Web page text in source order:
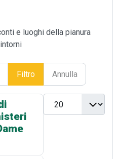
e luoghi della pianura
Filtro Annulla
Visualizza n.